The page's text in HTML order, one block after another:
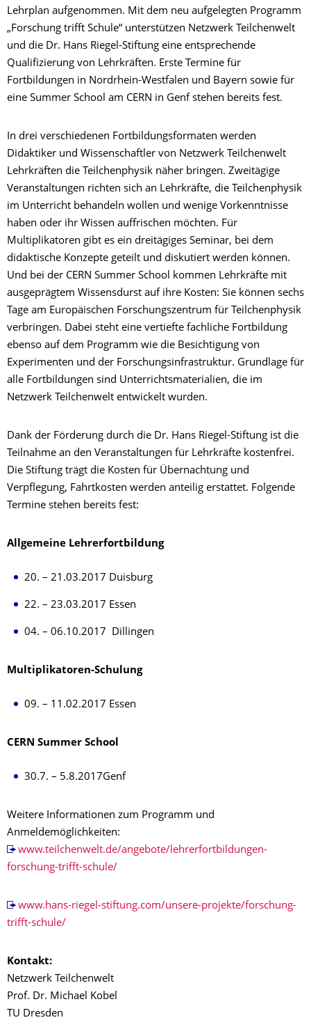
Lehrplan aufgenommen. Mit dem neu aufgelegten Programm
„Forschung trifft Schule“ unterstützen Netzwerk Teilchenwelt
und die Dr. Hans Riegel-Stiftung eine entsprechende
Qualifizierung von Lehrkräften. Erste Termine für
Fortbildungen in Nordrhein-Westfalen und Bayern sowie für
eine Summer School am CERN in Genf stehen bereits fest.
In drei verschiedenen Fortbildungsformaten werden
Didaktiker und Wissenschaftler von Netzwerk Teilchenwelt
Lehrkräften die Teilchenphysik näher bringen. Zweitägige
Veranstaltungen richten sich an Lehrkräfte, die Teilchenphysik
im Unterricht behandeln wollen und wenige Vorkenntnisse
haben oder ihr Wissen auffrischen möchten. Für
Multiplikatoren gibt es ein dreitägiges Seminar, bei dem
didaktische Konzepte geteilt und diskutiert werden können.
Und bei der CERN Summer School kommen Lehrkräfte mit
ausgeprägtem Wissensdurst auf ihre Kosten: Sie können sechs
Tage am Europäischen Forschungszentrum für Teilchenphysik
verbringen. Dabei steht eine vertiefte fachliche Fortbildung
ebenso auf dem Programm wie die Besichtigung von
Experimenten und der Forschungsinfrastruktur. Grundlage für
alle Fortbildungen sind Unterrichtsmaterialien, die im
Netzwerk Teilchenwelt entwickelt wurden.
Dank der Förderung durch die Dr. Hans Riegel-Stiftung ist die
Teilnahme an den Veranstaltungen für Lehrkräfte kostenfrei.
Die Stiftung trägt die Kosten für Übernachtung und
Verpflegung, Fahrtkosten werden anteilig erstattet. Folgende
Termine stehen bereits fest:
Allgemeine Lehrerfortbildung
20. – 21.03.2017 Duisburg
22. – 23.03.2017 Essen
04. – 06.10.2017 Dillingen
Multiplikatoren-Schulung
09. – 11.02.2017 Essen
CERN Summer School
30.7. – 5.8.2017Genf
Weitere Informationen zum Programm und
Anmeldemöglichkeiten:
www.teilchenwelt.de/angebote/lehrerfortbildungen-
forschung-trifft-schule/
www.hans-riegel-stiftung.com/unsere-projekte/forschung-
trifft-schule/
Kontakt:
Netzwerk Teilchenwelt
Prof. Dr. Michael Kobel
TU Dresden